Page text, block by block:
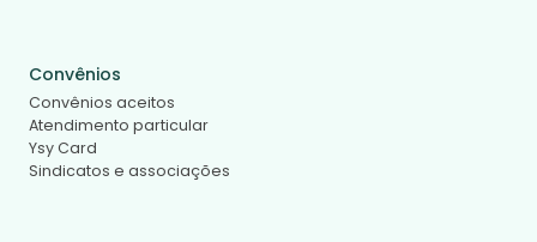
Convênios
Convênios aceitos
Atendimento particular
Ysy Card
Sindicatos e associações